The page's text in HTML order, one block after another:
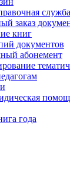
служба
заказ
книг
документов
абонемент
года